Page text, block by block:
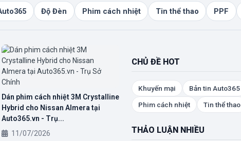
Độ Đèn Phim cách nhiệt Tin thể thao PPF
Dán phim cách nhiệt 3M Crystalline
Hybrid cho Nissan Almera tại
Auto365.vn - Trụ...
11/07/2026
CHỦ ĐỀ HOT
Khuyến mại Bản tin Auto365
Phim cách nhiệt
Tin thể thao
THẢO LUẬN NHIỀU